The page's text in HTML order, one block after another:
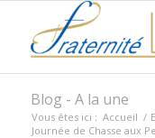
Blog - A la une
Vous êtes ici : Accueil /
Journée de Chasse aux